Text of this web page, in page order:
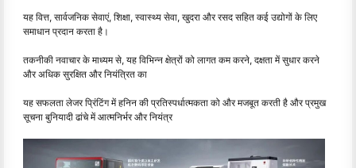
यह वित्त, सार्वजनिक सेवाएं, शिक्षा, स्वास्थ्य सेवा, खुदरा और रसद सहित कई उद्योगों के लिए
समाधान प्रदान करता है।
तकनीकी नवाचार के माध्यम से, यह विभिन्न क्षेत्रों को लागत कम करने, दक्षता में सुधार करने
और अधिक सुरक्षित और नियंत्रित का
यह सफलता लेजर प्रिंटिंग में हनिन की प्रतिस्पर्धात्मकता को और मजबूत करती है और प्रमुख
सूचना बुनियादी ढांचे में आत्मनिर्भर और नियंत्र